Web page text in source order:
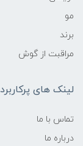
مو
برند
مراقبت از گوش
لینک های پرکاربرد
تماس با ما
درباره ما